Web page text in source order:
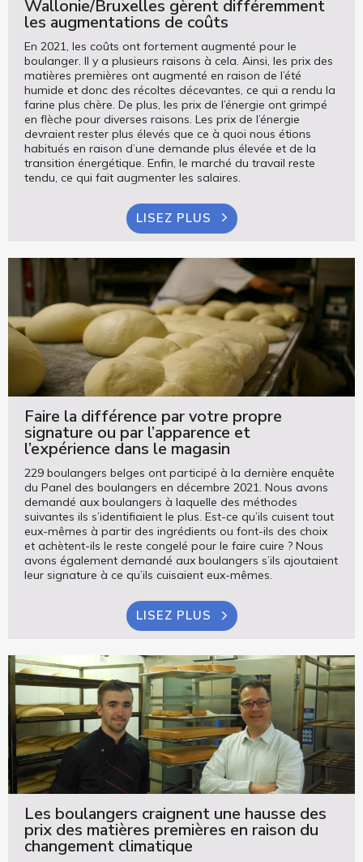
Wallonie/Bruxelles gèrent différemment
les augmentations de coûts
En 2021, les coûts ont fortement augmenté pour le
boulanger. Il y a plusieurs raisons à cela. Ainsi, les prix des
matières premières ont augmenté en raison de l’été
humide et donc des récoltes décevantes, ce qui a rendu la
farine plus chère. De plus, les prix de l’énergie ont grimpé
en flèche pour diverses raisons. Les prix de l’énergie
devraient rester plus élevés que ce à quoi nous étions
habitués en raison d’une demande plus élevée et de la
transition énergétique. Enfin, le marché du travail reste
tendu, ce qui fait augmenter les salaires.
LISEZ PLUS
Faire la différence par votre propre
signature ou par l’apparence et
l’expérience dans le magasin
229 boulangers belges ont participé à la dernière enquête
du Panel des boulangers en décembre 2021. Nous avons
demandé aux boulangers à laquelle des méthodes
suivantes ils s’identifiaient le plus. Est-ce qu’ils cuisent tout
eux-mêmes à partir des ingrédients ou font-ils des choix
et achètent-ils le reste congelé pour le faire cuire ? Nous
avons également demandé aux boulangers s’ils ajoutaient
leur signature à ce qu’ils cuisaient eux-mêmes.
LISEZ PLUS
Les boulangers craignent une hausse des
prix des matières premières en raison du
changement climatique